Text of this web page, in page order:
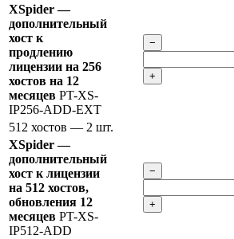
XSpider —
дополнительный
хост к
продлению
лицензии на 256
хостов на 12
месяцев PT-XS-
IP256-ADD-EXT
−
+
512 хостов — 2 шт.
XSpider —
дополнительный
хост к лицензии
на 512 хостов,
обновления 12
месяцев PT-XS-
IP512-ADD
−
+